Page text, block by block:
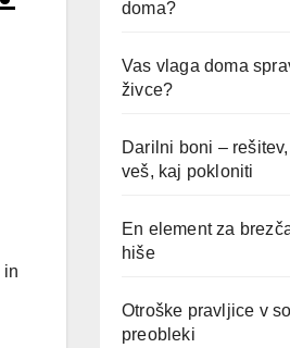
in
doma?
Vas vlaga doma
živce?
Darilni boni –
veš, kaj pokloniti
En element za
hiše
Otroške pravljice v
preobleki